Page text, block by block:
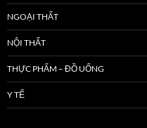
NGOẠI THẤT
NỘI THẤT
THỰC PHẨM – ĐỒ UỐNG
Y TẾ